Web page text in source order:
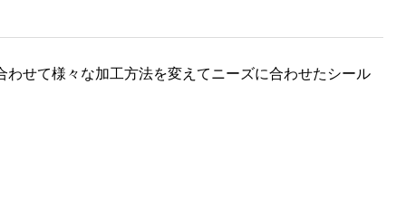
せて様々な加工方法を変えてニーズに合わせたシール